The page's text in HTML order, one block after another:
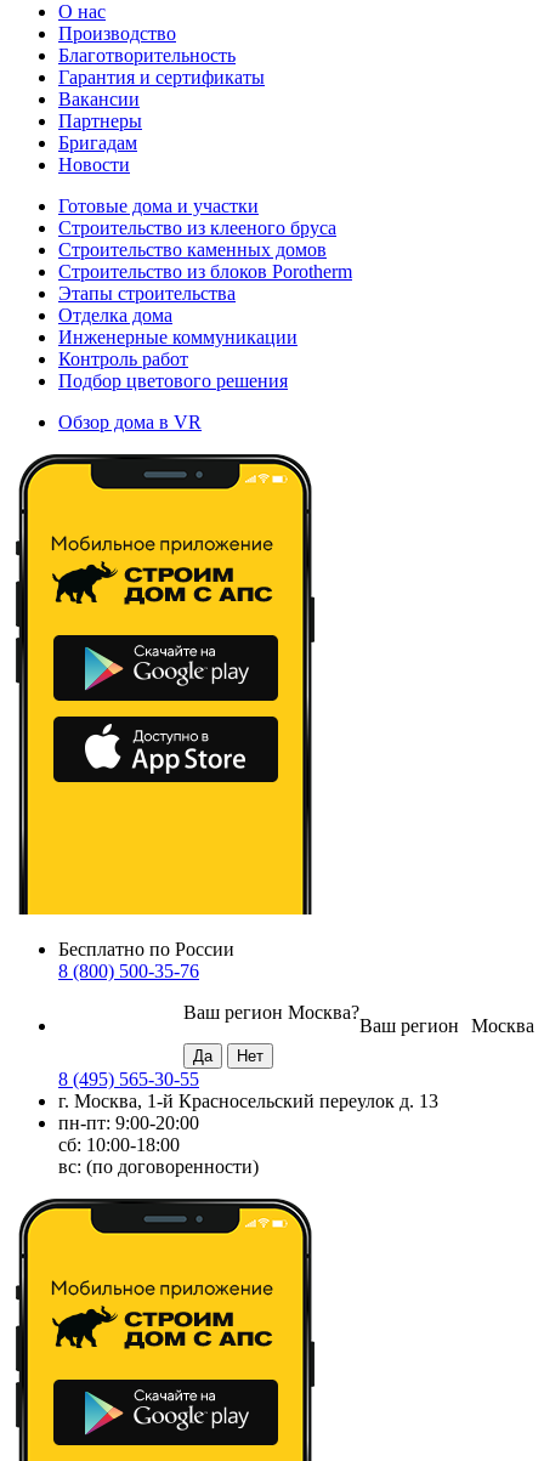
О нас
Производство
Благотворительность
Гарантия и сертификаты
Вакансии
Партнеры
Бригадам
Новости
Готовые дома и участки
Строительство из клееного бруса
Строительство каменных домов
Строительство из блоков Porotherm
Этапы строительства
Отделка дома
Инженерные коммуникации
Контроль работ
Подбор цветового решения
Обзор дома в VR
Бесплатно по России
8 (800) 500-35-76
Москва
Ваш регион
Ваш регион Москва?
8 (495) 565-30-55
г. Москва, 1-й Красносельский переулок д. 13
пн-пт: 9:00-20:00
сб: 10:00-18:00
вс: (по договоренности)